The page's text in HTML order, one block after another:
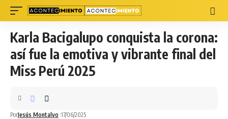
Karla Bacigalupo conquista la corona:
así fue la emotiva y vibrante final del
Miss Perú 2025
PorJesús Montalvo 17/06/2025